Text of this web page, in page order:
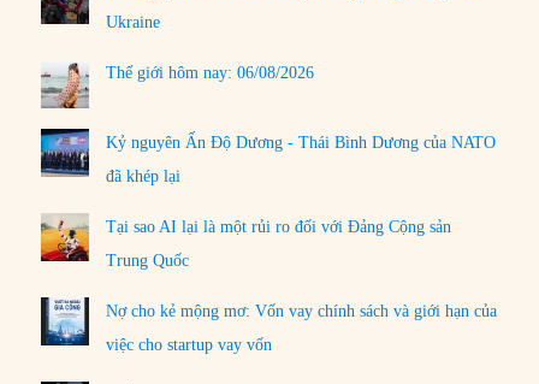
Ukraine
Thế giới hôm nay: 06/08/2026
Kỷ nguyên Ấn Độ Dương - Thái Bình Dương của NATO
đã khép lại
Tại sao AI lại là một rủi ro đối với Đảng Cộng sản
Trung Quốc
Nợ cho kẻ mộng mơ: Vốn vay chính sách và giới hạn của
việc cho startup vay vốn